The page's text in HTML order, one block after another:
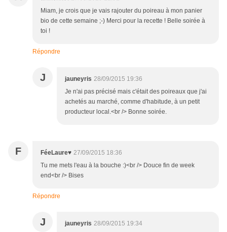
Miam, je crois que je vais rajouter du poireau à mon panier
bio de cette semaine ;-) Merci pour la recette ! Belle soirée à
toi !
Répondre
J jauneyris 28/09/2015 19:36
Je n'ai pas précisé mais c'était des poireaux que j'ai
achetés au marché, comme d'habitude, à un petit
producteur local.<br /> Bonne soirée.
F FéeLaure♥ 27/09/2015 18:36
Tu me mets l'eau à la bouche :)<br /> Douce fin de week
end<br /> Bises
Répondre
J jauneyris 28/09/2015 19:34